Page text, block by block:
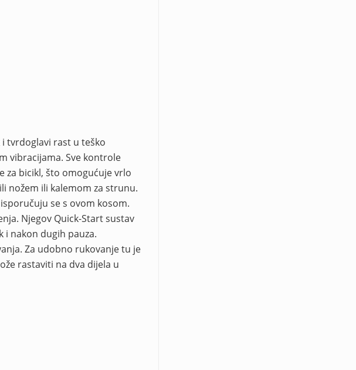
i tvrdoglavi rast u teško
vibracijama. Sve kontrole
za bicikl, što omogućuje vrlo
nožem ili kalemom za strunu.
se s ovom kosom.
Njegov Quick-Start sustav
nakon dugih pauza.
Za udobno rukovanje tu je
rastaviti na dva dijela u